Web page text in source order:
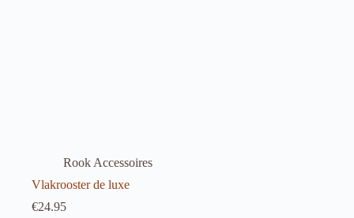
Rook Accessoires
Vlakrooster de luxe
€24.95